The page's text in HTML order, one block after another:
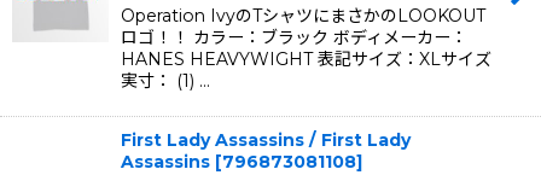
Operation IvyのTシャツにまさかのLOOKOUT
ロゴ！！ カラー：ブラック ボディメーカー：
HANES HEAVYWIGHT 表記サイズ：XLサイズ
実寸： (1) …
First Lady Assassins / First Lady
Assassins [796873081108]